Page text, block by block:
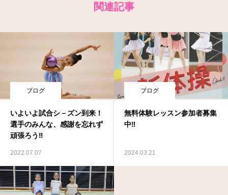
関連記事
ブログ
いよいよ試合シ－ズン到来！
選手のみんな、感謝を忘れず
頑張ろう‼
2022.07.07
ブログ
無料体験レッスン参加者募集
中‼
2024.03.21